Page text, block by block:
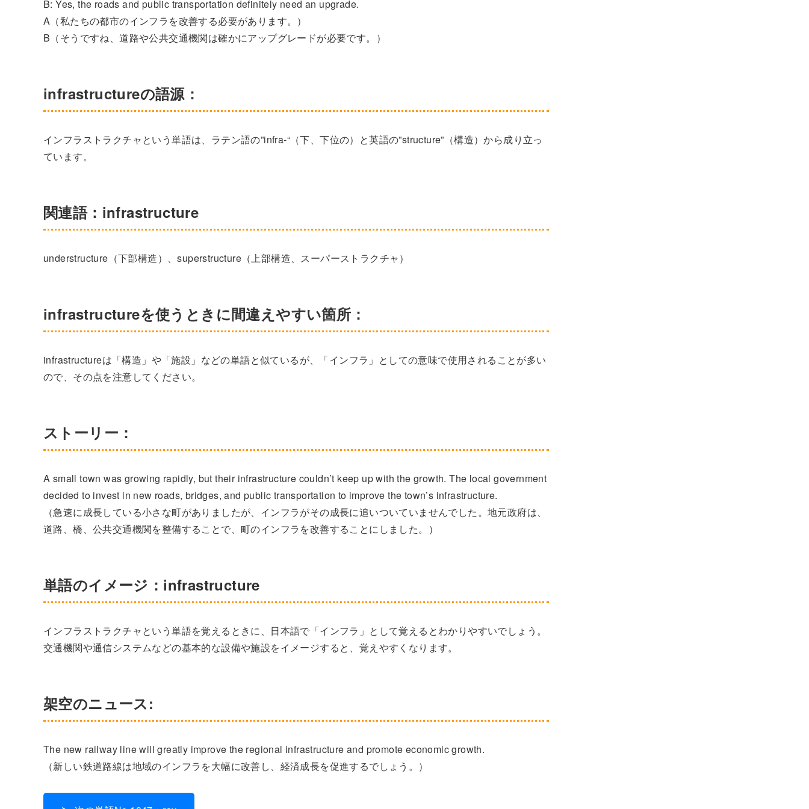
B: Yes, the roads and public transportation definitely need an upgrade.
A（私たちの都市のインフラを改善する必要があります。）
B（そうですね、道路や公共交通機関は確かにアップグレードが必要です。）
infrastructureの語源：
インフラストラクチャという単語は、ラテン語の”infra-“（下、下位の）と英語の”structure”（構造）から成り立っ
ています。
関連語：infrastructure
understructure（下部構造）、superstructure（上部構造、スーパーストラクチャ）
infrastructureを使うときに間違えやすい箇所：
infrastructureは「構造」や「施設」などの単語と似ているが、「インフラ」としての意味で使用されることが多い
ので、その点を注意してください。
ストーリー：
A small town was growing rapidly, but their infrastructure couldn’t keep up with the growth. The local government
decided to invest in new roads, bridges, and public transportation to improve the town’s infrastructure.
（急速に成長している小さな町がありましたが、インフラがその成長に追いついていませんでした。地元政府は、
道路、橋、公共交通機関を整備することで、町のインフラを改善することにしました。）
単語のイメージ：infrastructure
インフラストラクチャという単語を覚えるときに、日本語で「インフラ」として覚えるとわかりやすいでしょう。
交通機関や通信システムなどの基本的な設備や施設をイメージすると、覚えやすくなります。
架空のニュース:
The new railway line will greatly improve the regional infrastructure and promote economic growth.
（新しい鉄道路線は地域のインフラを大幅に改善し、経済成長を促進するでしょう。）